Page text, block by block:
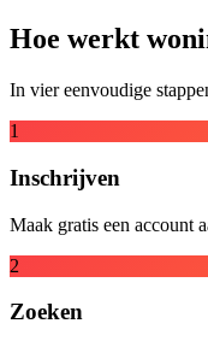
Hoe werkt
In vier eenvoudige
1
Inschrijven
Maak gratis een account
2
Zoeken